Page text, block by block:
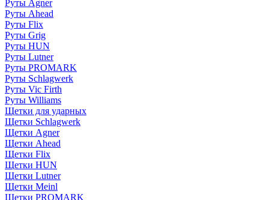
Руты Agner
Руты Ahead
Руты Flix
Руты Grig
Руты HUN
Руты Lutner
Руты PROMARK
Руты Schlagwerk
Руты Vic Firth
Руты Williams
Щетки для ударных
Щетки Schlagwerk
Щетки Agner
Щетки Ahead
Щетки Flix
Щетки HUN
Щетки Lutner
Щетки Meinl
Щетки PROMARK